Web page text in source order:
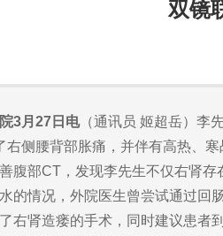
双镜
3月27日电（通讯员 姬超岳）李
右侧腰背部胀痛，并伴有高热、
部CT，发现李先生不仅右肾存
的情况，外院医生曾尝试通过回
右肾造瘘的手术，同时建议患者